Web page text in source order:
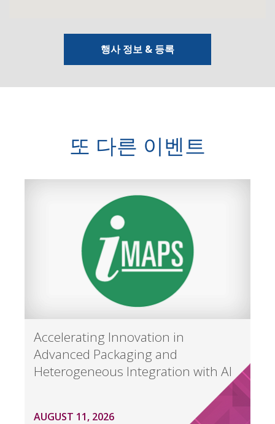
행사 정보 & 등록
또 다른 이벤트
Accelerating Innovation in
Advanced Packaging and
Heterogeneous Integration with AI
AUGUST 11, 2026